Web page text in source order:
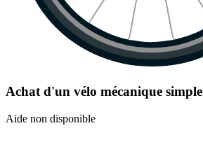
Achat d'un vélo mécanique simple
Aide non disponible